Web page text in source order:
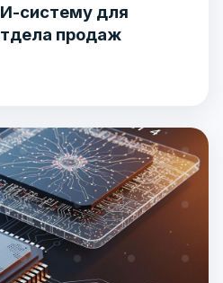
систему для
продаж